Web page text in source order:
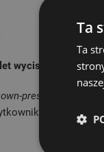
wyciskarski:
press
może
Ta
Ta